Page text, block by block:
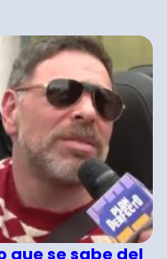
que se sabe del